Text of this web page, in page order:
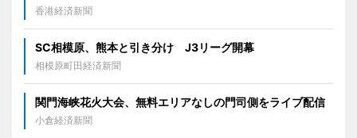
香港経済新聞
SC相模原、熊本と引き分け J3リーグ開幕
相模原町田経済新聞
関門海峡花火大会、無料エリアなしの門司側をライブ配信
小倉経済新聞